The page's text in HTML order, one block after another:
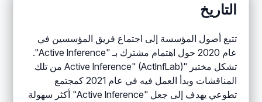
التاريخ
تتبع أصول المؤسسة إلى اجتماع فريق المؤسسين في
عام 2020 حول اهتمام مشترك بـ "Active Inference".
تشكل مختبر "Active Inference" (ActInfLab) من تلك
المناقشات وبدأ العمل فيه في عام 2021 كمجتمع
تطوعي يهدف إلى جعل "Active Inference" أكثر سهولة